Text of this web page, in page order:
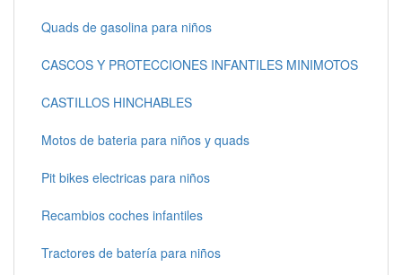
Quads de gasolina para niños
CASCOS Y PROTECCIONES INFANTILES MINIMOTOS
CASTILLOS HINCHABLES
Motos de bateria para niños y quads
Pit bikes electricas para niños
Recambios coches infantiles
Tractores de batería para niños